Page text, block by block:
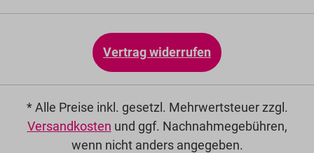
Vertrag widerrufen
* Alle Preise inkl. gesetzl. Mehrwertsteuer zzgl.
Versandkosten und ggf. Nachnahmegebühren,
wenn nicht anders angegeben.